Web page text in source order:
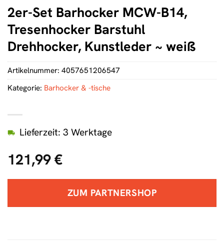
2er-Set Barhocker MCW-B14,
Tresenhocker Barstuhl
Drehhocker, Kunstleder ~ weiß
121,99€
Lieferzeit: 3 Werktage
ZUM PARTNERSHOP
Artikelnummer: 4057651206547
Kategorie: Barhocker & -tische